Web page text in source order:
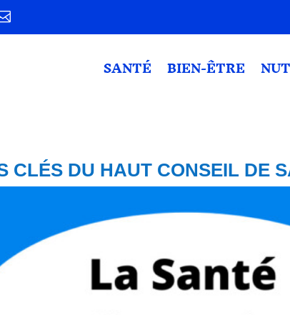
SANTÉ BIEN-ÊTRE
CLÉS DU HAUT CONSEIL DE